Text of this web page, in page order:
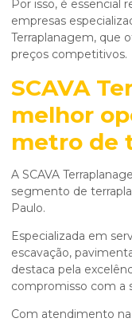
Por isso, é essencial
empresas
Terraplanagem, que
preços competitivos.
SCAVA
melhor
metro de
A SCAVA
segmento de
Paulo.
Especializada em
escavação,
destaca pela
compromisso com a
Com atendimento na